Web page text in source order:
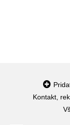
Kontakt,